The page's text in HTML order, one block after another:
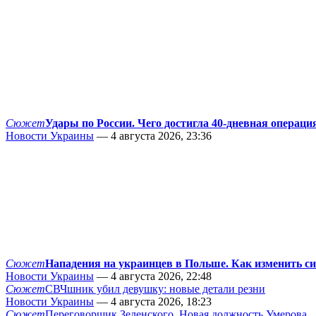
СюжетУдары по России. Чего достигла 40-дневная
Новости Украины — 4 августа 2026, 23:36
СюжетНападения на украинцев в Польше. Как изменить
Новости Украины — 4 августа 2026, 22:48
СюжетСВЧшник убил девушку: новые детали резни
Новости Украины — 4 августа 2026, 18:23